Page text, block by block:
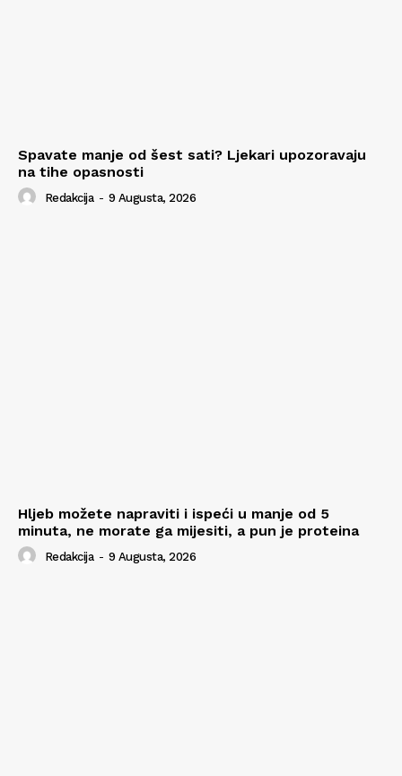
Spavate manje od šest sati? Ljekari upozoravaju
na tihe opasnosti
Redakcija - 9 Augusta, 2026
Hljeb možete napraviti i ispeći u manje od 5
minuta, ne morate ga mijesiti, a pun je proteina
Redakcija - 9 Augusta, 2026